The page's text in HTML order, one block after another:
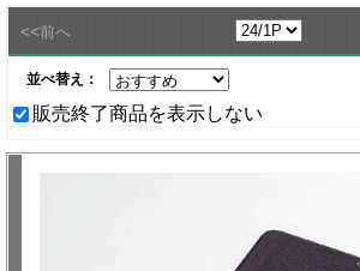
<<前へ
並べ替え：
販売終了商品を表示しない